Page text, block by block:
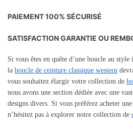
PAIEMENT 100% SÉCURISÉ
SATISFACTION GARANTIE OU
Si vous êtes en quête d’une boucle au
la boucle de ceinture classique western
vous souhaitez élargir votre collection de
nous avons une section dédiée avec une
designs divers. Si vous préférez acheter
n’hésitez pas à explorer notre collection de